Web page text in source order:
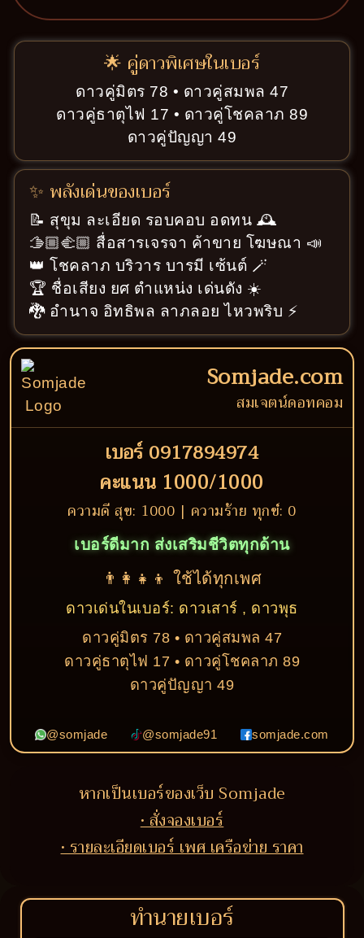
🌟 คู่ดาวพิเศษในเบอร์
ดาวคู่มิตร 78 • ดาวคู่สมพล 47
ดาวคู่ธาตุไฟ 17 • ดาวคู่โชคลาภ 89
ดาวคู่ปัญญา 49
✨ พลังเด่นของเบอร์
📝 สุขุม ละเอียด รอบคอบ อดทน 🕰️
🫱🏼‍🫲🏼 สื่อสารเจรจา ค้าขาย โฆษณา 📣
👑 โชคลาภ บริวาร บารมี เซ้นต์ 🪄
🏆 ชื่อเสียง ยศ ตำแหน่ง เด่นดัง ☀️
🐉 อำนาจ อิทธิพล ลาภลอย ไหวพริบ ⚡
Somjade.com
สมเจตน์ดอทคอม
เบอร์ 0917894974
คะแนน 1000/1000
ความดี สุข: 1000 | ความร้าย ทุกข์: 0
เบอร์ดีมาก ส่งเสริมชีวิตทุกด้าน
👨‍👩‍👧‍👦 ใช้ได้ทุกเพศ
ดาวเด่นในเบอร์: ดาวเสาร์ , ดาวพุธ
ดาวคู่มิตร 78 • ดาวคู่สมพล 47
ดาวคู่ธาตุไฟ 17 • ดาวคู่โชคลาภ 89
ดาวคู่ปัญญา 49
@somjade @somjade91 somjade.com
หากเป็นเบอร์ของเว็บ Somjade
• สั่งจองเบอร์
• รายละเอียดเบอร์ เพศ เครือข่าย ราคา
ทำนายเบอร์